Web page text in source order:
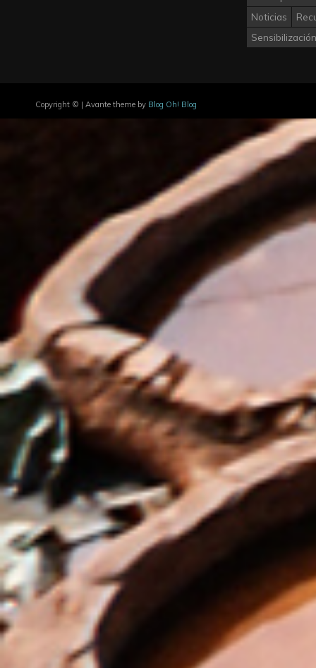
Noticias
Sensibilización
Copyright © | Avante theme by Blog Oh! Blog